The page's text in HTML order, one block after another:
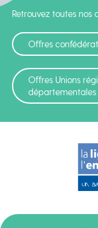
Retrouvez toutes nos
Offres
Offres Unions
départementales